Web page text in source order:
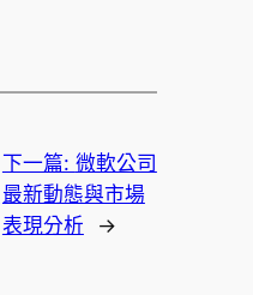
下一篇: 微軟公司
最新動態與市場
表現分析
→